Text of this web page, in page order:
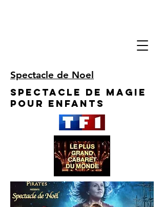
Spectacle de Noel
Spectacle de Magie
pour enfants